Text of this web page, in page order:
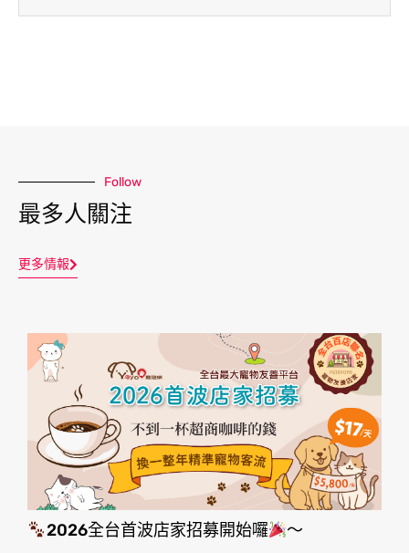
Follow
最多人關注
更多情報
2026全台首波店家招募開始囉 ～